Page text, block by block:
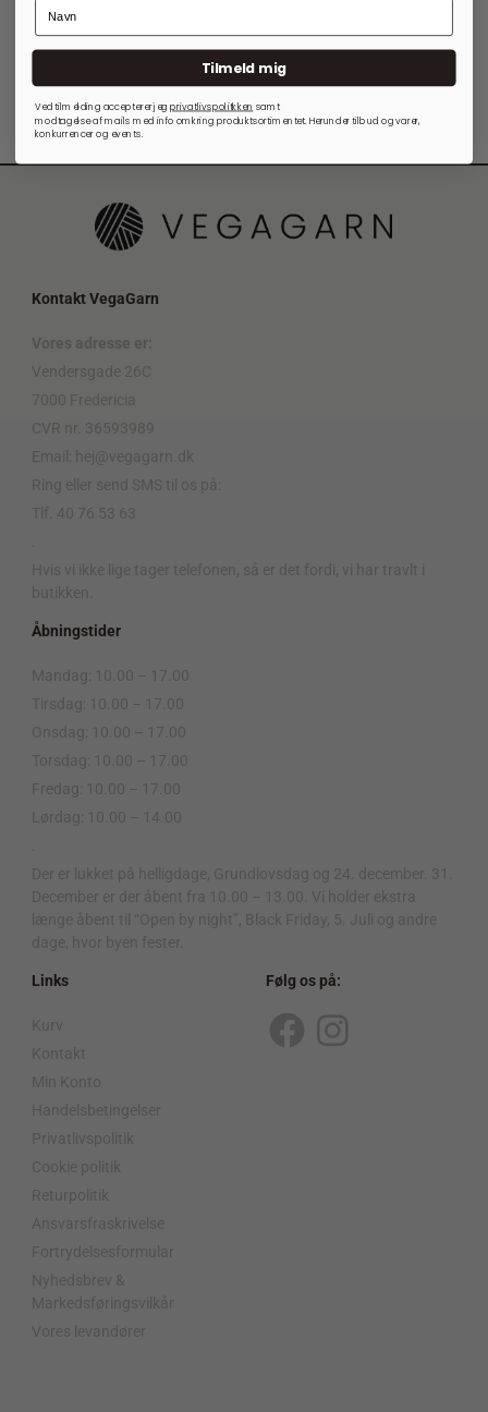
Kontakt VegaGarn
Vores adresse er:
Vendersgade 26C
7000 Fredericia
CVR nr. 36593989
Email: hej@vegagarn.dk
Ring eller send SMS til os på:
Tlf. 40 76 53 63
Hvis vi ikke lige tager telefonen, så er det fordi, vi har travlt i
butikken.
Åbningstider
Mandag: 10.00 – 17.00
Tirsdag: 10.00 – 17.00
Onsdag: 10.00 – 17.00
Torsdag: 10.00 – 17.00
Fredag: 10.00 – 17.00
Lørdag: 10.00 – 14.00
Der er lukket på helligdage, Grundlovsdag og 24. december. 31.
December er der åbent fra 10.00 – 13.00. Vi holder ekstra
længe åbent til “Open by night”, Black Friday, 5. Juli og andre
dage, hvor byen fester.
Links
Kurv
Kontakt
Min Konto
Handelsbetingelser
Privatlivspolitik
Cookie politik
Returpolitik
Ansvarsfraskrivelse
Fortrydelsesformular
Nyhedsbrev &
Markedsføringsvilkår
Vores levandører
Følg os på:
F
I
Tilmeld mig
Ved tilmelding accepterer jegprivatlivspolitkken samt
modtagelse af mails med info omkring produktsortimentet. Herunder tilbud og varer,
konkurrencer og events.